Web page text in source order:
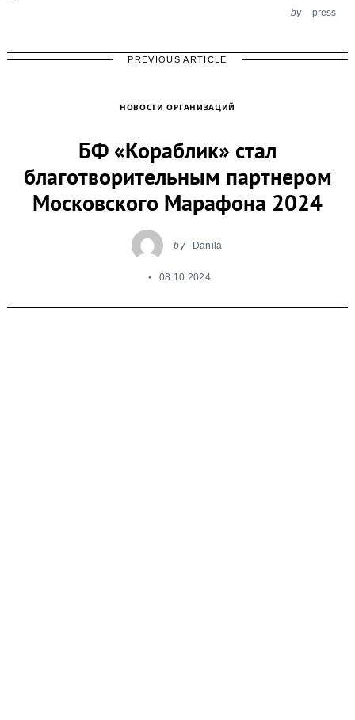
by press
PREVIOUS ARTICLE
НОВОСТИ ОРГАНИЗАЦИЙ
БФ «Кораблик» стал
благотворительным партнером
Московского Марафона 2024
by Danila
08.10.2024